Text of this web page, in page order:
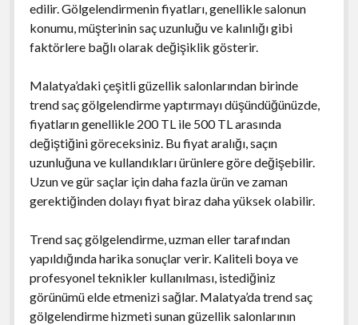
edilir. Gölgelendirmenin fiyatları, genellikle salonun
konumu, müşterinin saç uzunluğu ve kalınlığı gibi
faktörlere bağlı olarak değişiklik gösterir.
Malatya’daki çeşitli güzellik salonlarından birinde
trend saç gölgelendirme yaptırmayı düşündüğünüzde,
fiyatların genellikle 200 TL ile 500 TL arasında
değiştiğini göreceksiniz. Bu fiyat aralığı, saçın
uzunluğuna ve kullandıkları ürünlere göre değişebilir.
Uzun ve gür saçlar için daha fazla ürün ve zaman
gerektiğinden dolayı fiyat biraz daha yüksek olabilir.
Trend saç gölgelendirme, uzman eller tarafından
yapıldığında harika sonuçlar verir. Kaliteli boya ve
profesyonel teknikler kullanılması, istediğiniz
görünümü elde etmenizi sağlar. Malatya’da trend saç
gölgelendirme hizmeti sunan güzellik salonlarının